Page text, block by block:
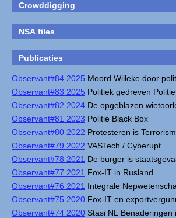
Crowddigging
NSA files
Publicaties
Observant#84 2025 Moord Willeke door
Observant#83 2025 Politiek gedreven Politie
Observant#82 2024 De opgeblazen
Observant#81 2023 Politie Black Box
Observant#80 2022 Protesteren is
Observant#79 2022 VASTech / Cyberupt
Observant#78 2021 De burger is
Observant#77 2021 Fox-IT in Rusland
Observant#76 2021 Integrale
Observant#75 2020 Fox-IT en
Observant#74 2020 Stasi NL Benaderingen